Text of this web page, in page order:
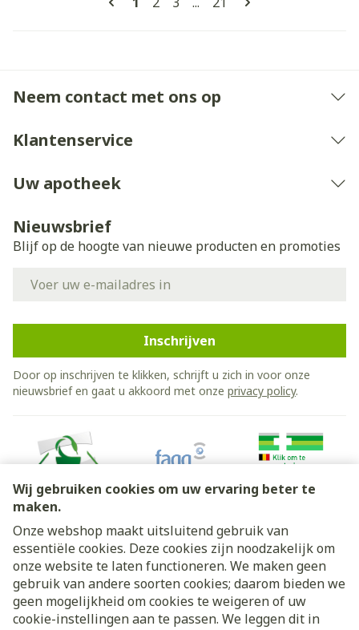
Wij gebruiken cookies om uw ervaring beter te
maken.
Onze webshop maakt uitsluitend gebruik van
essentiële cookies. Deze cookies zijn noodzakelijk om
onze website te laten functioneren. We maken geen
gebruik van andere soorten cookies; daarom bieden we
geen mogelijkheid om cookies te weigeren of uw
cookie-instellingen aan te passen. We leggen dit in
Neem contact met ons op
Klantenservice
Uw apotheek
Nieuwsbrief
Blijf op de hoogte van nieuwe producten en promoties
Inschrijven
Door op inschrijven te klikken, schrijft u zich in voor onze
nieuwsbrief en gaat u akkoord met onze privacy policy.
Juridische links